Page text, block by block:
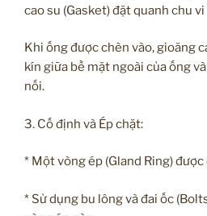
cao su (Gasket) đặt quanh chu vi
Khi ống được chèn vào, gioăng
kín giữa bề mặt ngoài của ống
nối.
3. Cố định và Ép chặt:
* Một vòng ép (Gland Ring)
* Sử dụng bu lông và đai ốc